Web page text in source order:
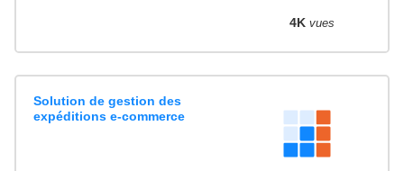
4K vues
Solution de gestion des
expéditions e-commerce